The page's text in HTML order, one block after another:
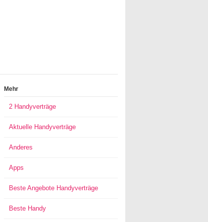
Mehr
2 Handyverträge
Aktuelle Handyverträge
Anderes
Apps
Beste Angebote Handyverträge
Beste Handy